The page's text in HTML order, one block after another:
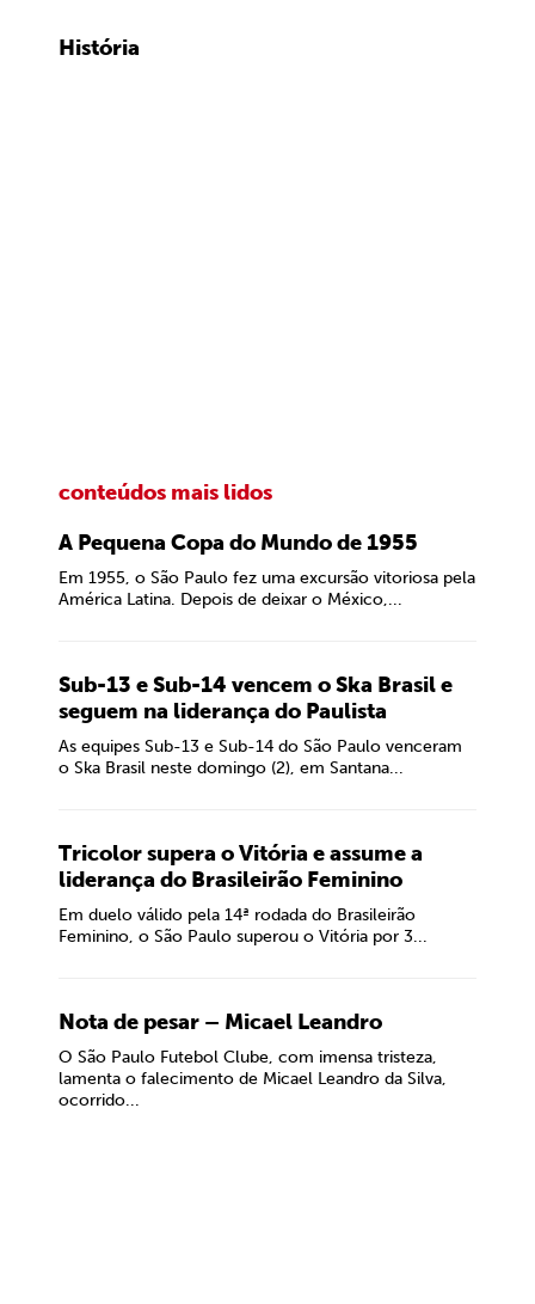
História
conteúdos mais lidos
A Pequena Copa do Mundo de 1955
Em 1955, o São Paulo fez uma excursão vitoriosa pela
América Latina. Depois de deixar o México,...
Sub-13 e Sub-14 vencem o Ska Brasil e
seguem na liderança do Paulista
As equipes Sub-13 e Sub-14 do São Paulo venceram
o Ska Brasil neste domingo (2), em Santana...
Tricolor supera o Vitória e assume a
liderança do Brasileirão Feminino
Em duelo válido pela 14ª rodada do Brasileirão
Feminino, o São Paulo superou o Vitória por 3...
Nota de pesar – Micael Leandro
O São Paulo Futebol Clube, com imensa tristeza,
lamenta o falecimento de Micael Leandro da Silva,
ocorrido...